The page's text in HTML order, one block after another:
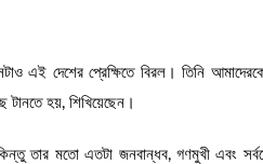
এই দেশের প্রেক্ষিতে বিরল। তিনি
টানতে হয়, শিখিয়েছেন।
তার মতো এতটা জনবান্ধব, গণমুখী এবং